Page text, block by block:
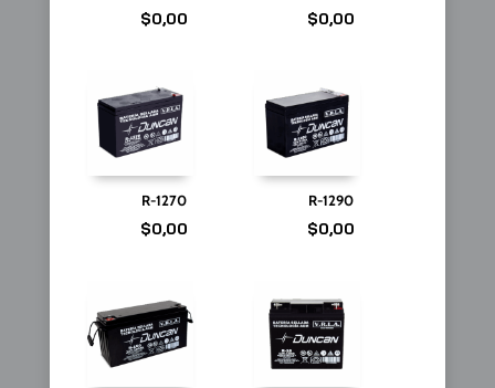
$0,00 $0,00
R-1270
$0,00
R-1290
$0,00